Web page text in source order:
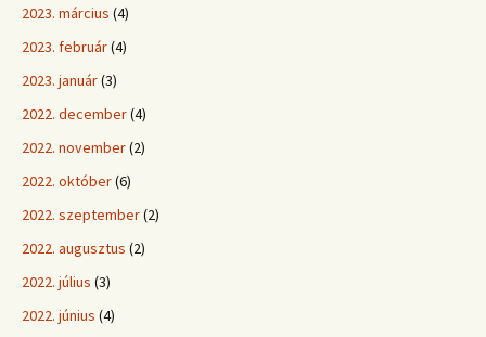
2023. március (4)
2023. február(4)
2023. január(3)
2022. december(4)
2022. november(2)
2022. október(6)
2022. szeptember(2)
2022. augusztus (2)
2022. július (3)
2022. június (4)